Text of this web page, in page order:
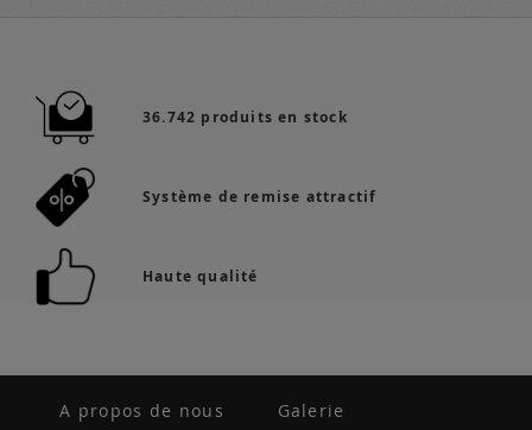
36.742 produits en stock
Système de remise attractif
Haute qualité
A propos de nous Galerie